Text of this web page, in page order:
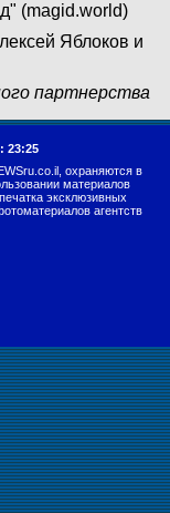
(magid.world)
Яблоков и
партнерства
23:25
охраняются в
материалов
эксклюзивных
агентств